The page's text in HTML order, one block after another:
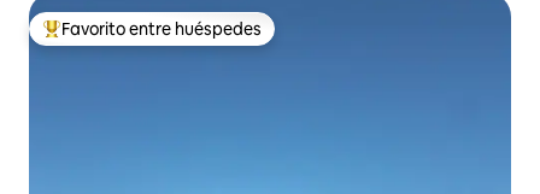
De los mejores en Favorito entre huéspedes
Favorito entre huéspedes